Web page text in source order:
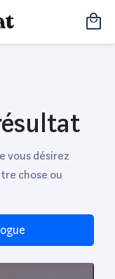
vous désirez
chose ou